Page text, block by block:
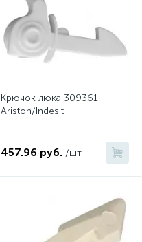
Крючок люка 309361
Ariston/Indesit
457.96 руб. /шт